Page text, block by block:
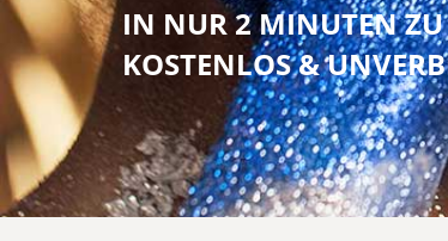
IN NUR 2 MINUTEN
KOSTENLOS &